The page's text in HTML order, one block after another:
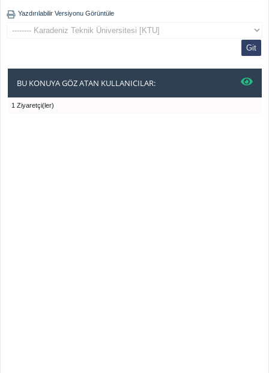
Yazdırılabilir Versiyonu Görüntüle
BU KONUYA GÖZ ATAN KULLANICILAR:
1 Ziyaretçi(ler)